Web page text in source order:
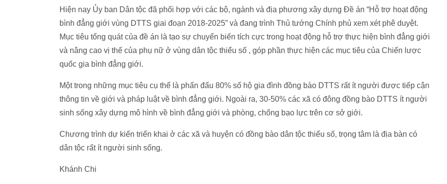
Hiện nay Ủy ban Dân tộc đã phối hợp với các bộ, ngành và địa phương xây dựng Đề án “Hỗ trợ hoạt động
bình đẳng giới vùng DTTS giai đoạn 2018-2025” và đang trình Thủ tướng Chính phủ xem xét phê duyệt.
Mục tiêu tổng quát của đề án là tạo sự chuyển biến tích cực trong hoạt động hỗ trợ thực hiện bình đẳng giới
và nâng cao vị thế của phụ nữ ở vùng dân tộc thiểu số , góp phần thực hiện các mục tiêu của Chiến lược
quốc gia bình đẳng giới.
Một trong những mục tiêu cụ thể là phấn đấu 80% số hộ gia đình đồng bào DTTS rất ít người được tiếp cận
thông tin về giới và pháp luật về bình đẳng giới. Ngoài ra, 30-50% các xã có đông đồng bào DTTS ít người
sinh sống xây dựng mô hình về bình đẳng giới và phòng, chống bạo lực trên cơ sở giới.
Chương trình dự kiến triển khai ở các xã và huyện có đồng bào dân tộc thiểu số, trọng tâm là địa bàn có
dân tộc rất ít người sinh sống.
Khánh Chi